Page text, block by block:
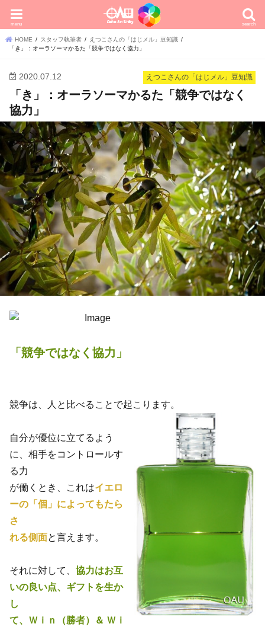
search
menu
HOME スタッフ執筆者
えつこさんの「はじメル」豆知識
「き」：オーラソーマかるた「競争ではなく協力」
えつこさんの「はじメル」豆知識
2020.07.12
「き」：オーラソーマかるた「競争ではなく
協力」
「競争ではなく協力」
競争は、人と比べることで起こります。
自分が優位に立てるよう
に、相手をコントロールす
る力
が働くとき、これはイエロ
ーの「個」によってもたら
さ
れる側面と言えます。
それに対して、協力はお互
いの良い点、ギフトを生か
し
て、Ｗｉｎ（勝者）＆ Ｗｉ